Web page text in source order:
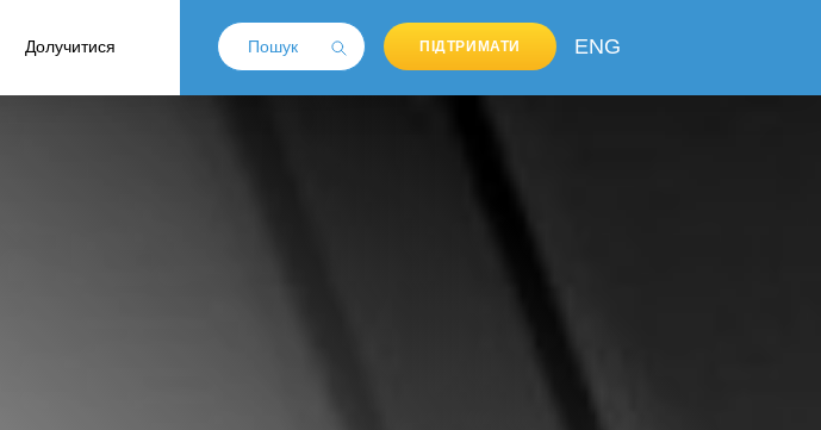
Долучитися ПІДТРИМАТИ ENG